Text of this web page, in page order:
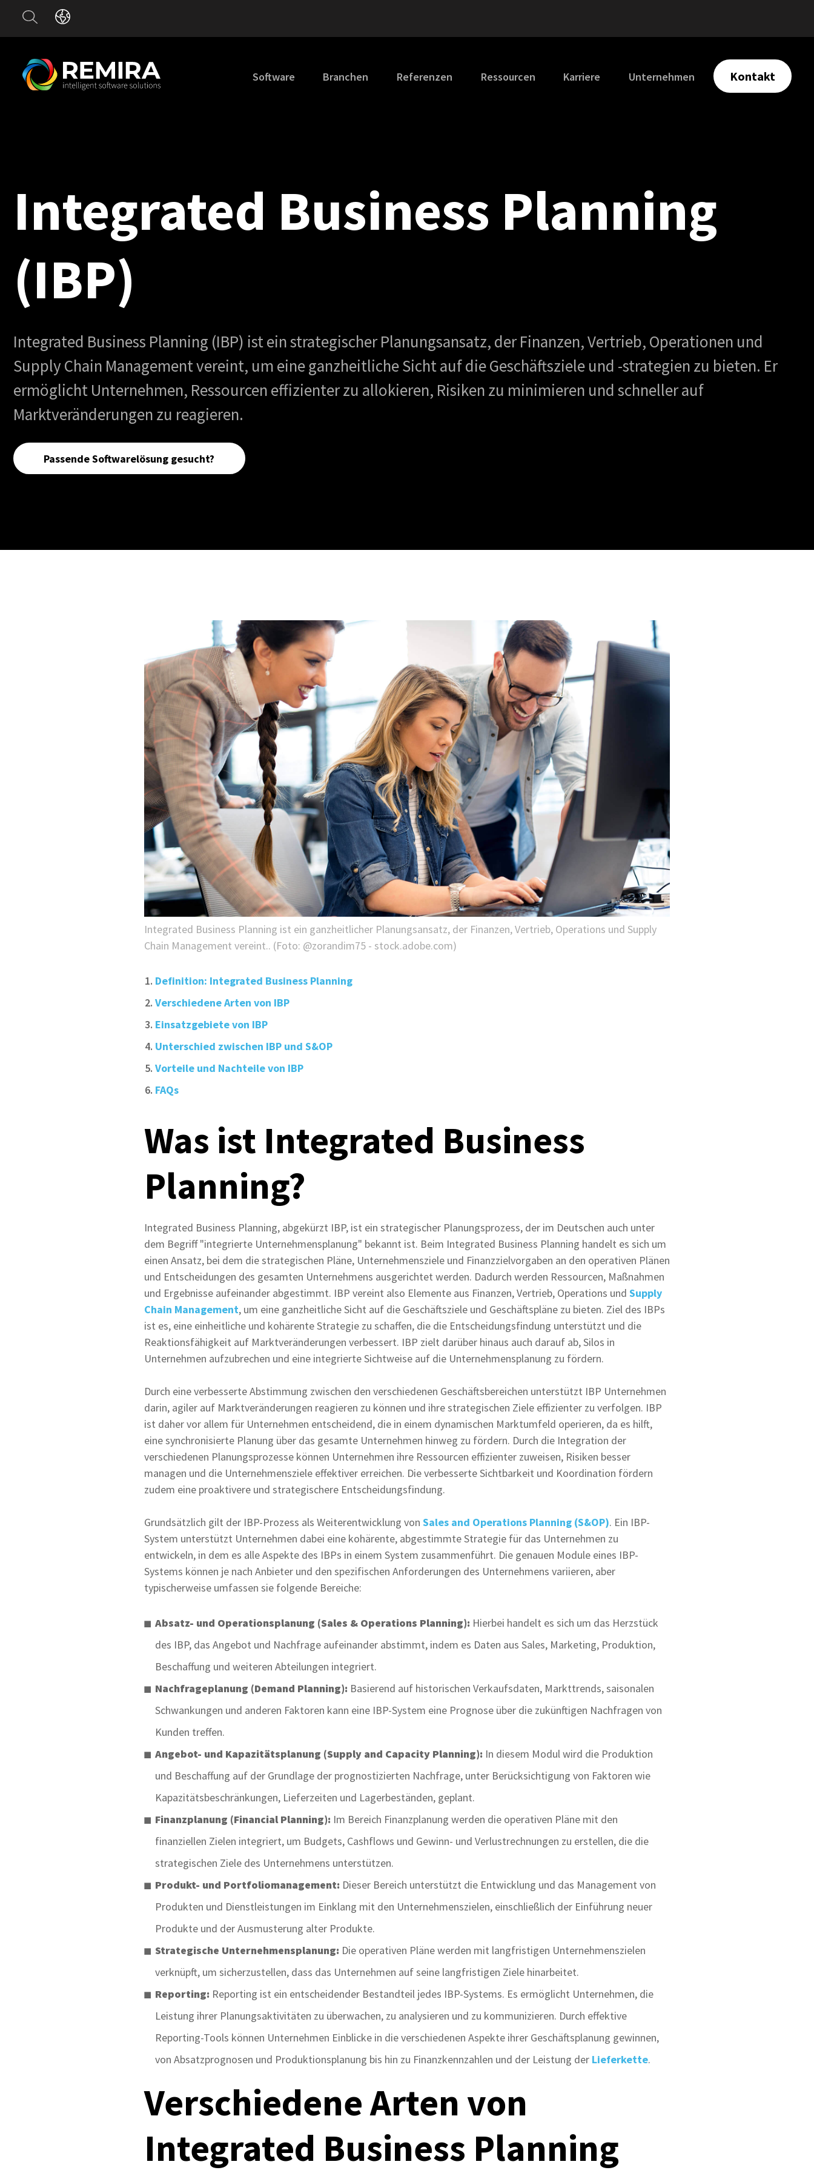
Software Branchen Referenzen Ressourcen Karriere Unternehmen Kontakt
Integrated Business Planning
(IBP)
Integrated Business Planning (IBP) ist ein strategischer Planungsansatz, der Finanzen, Vertrieb, Operationen und
Supply Chain Management vereint, um eine ganzheitliche Sicht auf die Geschäftsziele und -strategien zu bieten. Er
ermöglicht Unternehmen, Ressourcen effizienter zu allokieren, Risiken zu minimieren und schneller auf
Marktveränderungen zu reagieren.
Passende Softwarelösung gesucht?
Integrated Business Planning ist ein ganzheitlicher Planungsansatz, der Finanzen, Vertrieb, Operations und Supply
Chain Management vereint.. (Foto: @zorandim75 - stock.adobe.com)
Definition: Integrated Business Planning
Verschiedene Arten von IBP
Einsatzgebiete von IBP
Unterschied zwischen IBP und S&OP
Vorteile und Nachteile von IBP
FAQs
Was ist Integrated Business
Planning?
Integrated Business Planning, abgekürzt IBP, ist ein strategischer Planungsprozess, der im Deutschen auch unter
dem Begriff "integrierte Unternehmensplanung" bekannt ist. Beim Integrated Business Planning handelt es sich um
einen Ansatz, bei dem die strategischen Pläne, Unternehmensziele und Finanzzielvorgaben an den operativen Plänen
und Entscheidungen des gesamten Unternehmens ausgerichtet werden. Dadurch werden Ressourcen, Maßnahmen
und Ergebnisse aufeinander abgestimmt. IBP vereint also Elemente aus Finanzen, Vertrieb, Operations und Supply
Chain Management, um eine ganzheitliche Sicht auf die Geschäftsziele und Geschäftspläne zu bieten. Ziel des IBPs
ist es, eine einheitliche und kohärente Strategie zu schaffen, die die Entscheidungsfindung unterstützt und die
Reaktionsfähigkeit auf Marktveränderungen verbessert. IBP zielt darüber hinaus auch darauf ab, Silos in
Unternehmen aufzubrechen und eine integrierte Sichtweise auf die Unternehmensplanung zu fördern.
Durch eine verbesserte Abstimmung zwischen den verschiedenen Geschäftsbereichen unterstützt IBP Unternehmen
darin, agiler auf Marktveränderungen reagieren zu können und ihre strategischen Ziele effizienter zu verfolgen. IBP
ist daher vor allem für Unternehmen entscheidend, die in einem dynamischen Marktumfeld operieren, da es hilft,
eine synchronisierte Planung über das gesamte Unternehmen hinweg zu fördern. Durch die Integration der
verschiedenen Planungsprozesse können Unternehmen ihre Ressourcen effizienter zuweisen, Risiken besser
managen und die Unternehmensziele effektiver erreichen. Die verbesserte Sichtbarkeit und Koordination fördern
zudem eine proaktivere und strategischere Entscheidungsfindung.
Grundsätzlich gilt der IBP-Prozess als Weiterentwicklung von Sales and Operations Planning (S&OP). Ein IBP-
System unterstützt Unternehmen dabei eine kohärente, abgestimmte Strategie für das Unternehmen zu
entwickeln, in dem es alle Aspekte des IBPs in einem System zusammenführt. Die genauen Module eines IBP-
Systems können je nach Anbieter und den spezifischen Anforderungen des Unternehmens variieren, aber
typischerweise umfassen sie folgende Bereiche:
Absatz- und Operationsplanung (Sales & Operations Planning): Hierbei handelt es sich um das Herzstück
des IBP, das Angebot und Nachfrage aufeinander abstimmt, indem es Daten aus Sales, Marketing, Produktion,
Beschaffung und weiteren Abteilungen integriert.
Nachfrageplanung (Demand Planning): Basierend auf historischen Verkaufsdaten, Markttrends, saisonalen
Schwankungen und anderen Faktoren kann eine IBP-System eine Prognose über die zukünftigen Nachfragen von
Kunden treffen.
Angebot- und Kapazitätsplanung (Supply and Capacity Planning): In diesem Modul wird die Produktion
und Beschaffung auf der Grundlage der prognostizierten Nachfrage, unter Berücksichtigung von Faktoren wie
Kapazitätsbeschränkungen, Lieferzeiten und Lagerbeständen, geplant.
Finanzplanung (Financial Planning): Im Bereich Finanzplanung werden die operativen Pläne mit den
finanziellen Zielen integriert, um Budgets, Cashflows und Gewinn- und Verlustrechnungen zu erstellen, die die
strategischen Ziele des Unternehmens unterstützen.
Produkt- und Portfoliomanagement: Dieser Bereich unterstützt die Entwicklung und das Management von
Produkten und Dienstleistungen im Einklang mit den Unternehmenszielen, einschließlich der Einführung neuer
Produkte und der Ausmusterung alter Produkte.
Strategische Unternehmensplanung: Die operativen Pläne werden mit langfristigen Unternehmenszielen
verknüpft, um sicherzustellen, dass das Unternehmen auf seine langfristigen Ziele hinarbeitet.
Reporting: Reporting ist ein entscheidender Bestandteil jedes IBP-Systems. Es ermöglicht Unternehmen, die
Leistung ihrer Planungsaktivitäten zu überwachen, zu analysieren und zu kommunizieren. Durch effektive
Reporting-Tools können Unternehmen Einblicke in die verschiedenen Aspekte ihrer Geschäftsplanung gewinnen,
von Absatzprognosen und Produktionsplanung bis hin zu Finanzkennzahlen und der Leistung der Lieferkette.
Verschiedene Arten von
Integrated Business Planning